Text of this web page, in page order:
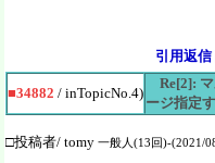
引用返信
■34882 / inTopicNo.4)
Re[2]:
ージ指定
□投稿者/ tomy 一般人(13回)-(2021/